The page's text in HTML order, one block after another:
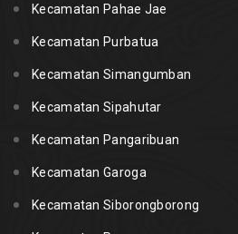
Kecamatan Pahae Jae
Kecamatan Purbatua
Kecamatan Simangumban
Kecamatan Sipahutar
Kecamatan Pangaribuan
Kecamatan Garoga
Kecamatan Siborongborong